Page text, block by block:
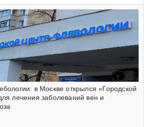
в Москве открылся «Городской
лечения заболеваний вен и